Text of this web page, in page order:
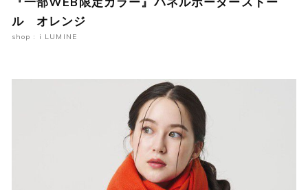
ル オレンジ
shop : i LUMINE